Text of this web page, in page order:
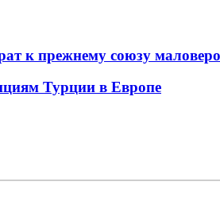
к прежнему союзу
Турции в Европе